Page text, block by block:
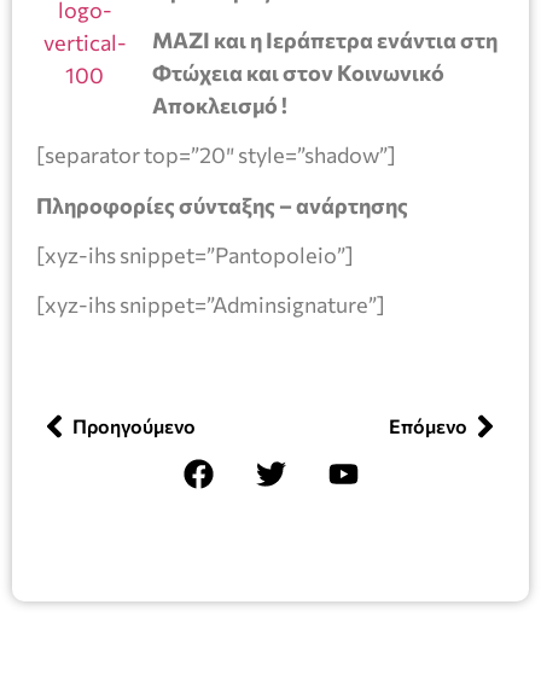
ΜΑΖΙ και η Ιεράπετρα ενάντια στη
Φτώχεια και στον Κοινωνικό
Αποκλεισμό !
[separator top=”20″ style=”shadow”]
Πληροφορίες σύνταξης – ανάρτησης
[xyz-ihs snippet=”Pantopoleio”]
[xyz-ihs snippet=”Adminsignature”]
Προηγούμενο Επόμενο